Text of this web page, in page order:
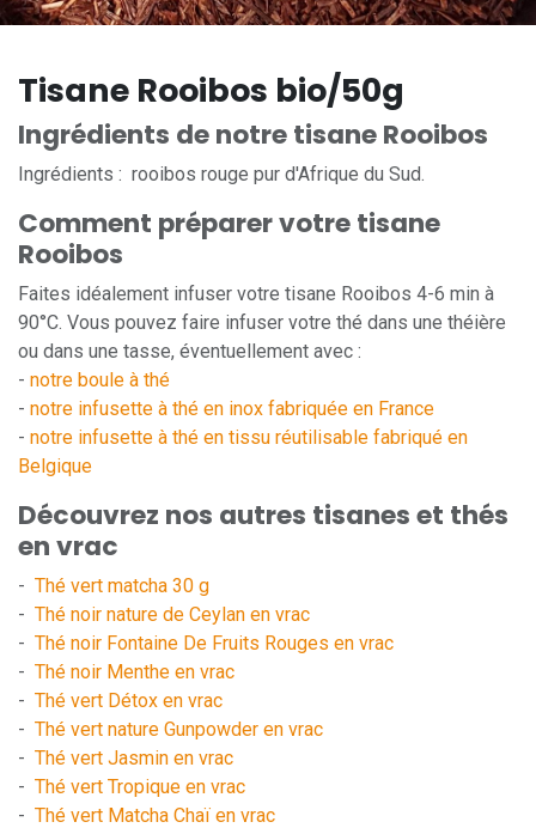
Tisane Rooibos bio/50g
Ingrédients de notre tisane Rooibos
Ingrédients : rooibos rouge pur d'Afrique du Sud.
Comment préparer votre tisane
Rooibos
Faites idéalement infuser votre tisane Rooibos 4-6 min à
90°C. Vous pouvez faire infuser votre thé dans une théière
ou dans une tasse, éventuellement avec :
- notre boule à thé
- notre infusette à thé en inox fabriquée en France
- notre infusette à thé en tissu réutilisable fabriqué en
Belgique
Découvrez nos autres tisanes et thés
en vrac
- Thé vert matcha 30 g
- Thé noir nature de Ceylan en vrac
- Thé noir Fontaine De Fruits Rouges en vrac
- Thé noir Menthe en vrac
- Thé vert Détox en vrac
- Thé vert nature Gunpowder en vrac
- Thé vert Jasmin en vrac
- Thé vert Tropique en vrac
- Thé vert Matcha Chaï en vrac